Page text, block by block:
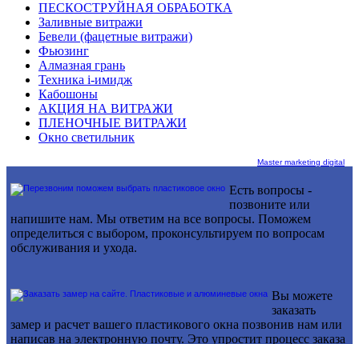
ПЕСКОСТРУЙНАЯ ОБРАБОТКА
Заливные витражи
Бевели (фацетные витражи)
Фьюзинг
Алмазная грань
Техника i-имидж
Кабошоны
АКЦИЯ НА ВИТРАЖИ
ПЛЕНОЧНЫЕ ВИТРАЖИ
Окно светильник
Master marketing digital
Есть вопросы -
позвоните или
напишите нам. Мы ответим на все вопросы. Поможем
определиться с выбором, проконсультируем по вопросам
обслуживания и ухода.
Вы можете
заказать
замер и расчет вашего пластикового окна позвонив нам или
написав на электронную почту. Это упростит процесс заказа